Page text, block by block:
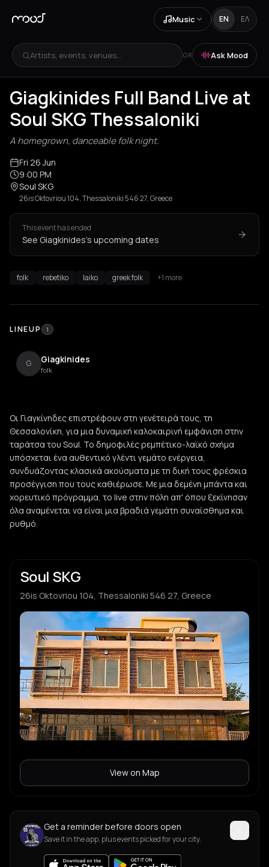
Music EN ΕΛ
Artists, events, venues... OR Ask Mood
Giagkinides Full Band Live at
Soul SKG Thessaloniki
A homegrown, danceable folk night.
Fri 26 Jun
9:00 PM
Soul SKG
26is Oktovriou 104, Thessaloniki 546 27, Greece
This event has ended
See Giagkinides's upcoming dates
folk rebetiko laiko greek folk +1 more
LINEUP 1
G Giagkinides
folk
Οι Γιαγκίνηδες επιστρέφουν στη γενέτειρά τους, τη
Θεσσαλονίκη, για μια δυναμική καλοκαιρινή εμφάνιση στην
ταράτσα του Soul. Το δημοφιλές ρεμπέτικο-λαϊκό σχήμα
υπόσχεται ένα αυθεντικό γλέντι γεμάτο ενέργεια,
συνδυάζοντας κλασικά ακούσματα με τη δική τους φρέσκια
προσέγγιση που τους καθιέρωσε. Με μια δεμένη μπάντα και
χορευτικό πρόγραμμα, το live στην πόλη απ' όπου ξεκίνησαν
όλα αναμένεται να είναι μια βραδιά γεμάτη συναίσθημα και
ρυθμό.
Soul SKG
26is Oktovriou 104, Thessaloniki 546 27, Greece
View on Map
Get a reminder before doors open
Save it in the app, plus events picked for your city.